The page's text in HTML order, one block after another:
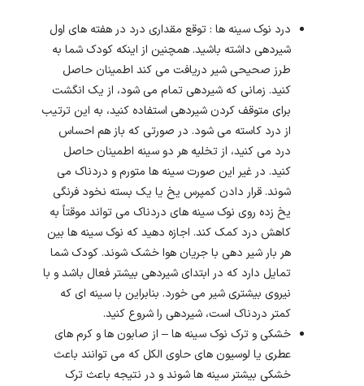
درد نوک سینه ها : توقع مقداری درد در هفته های اول
شیردهی داشته باشید. همچنین از اینکه کودک شما به
طرز صحیحی شیر دریافت می کند اطمینان حاصل
کنید. زمانی که شیردهی تمام می شود، از یک انگشت
برای متوقف کردن شیردهی استفاده کنید، به این ترتیب
از درد کاسته می شود. در صورتی که باز هم احساس
درد می کنید، از تخلیه هر دو سینه اطمینان حاصل
کنید. در غیر این صورت سینه ها متورم و دردناک می
شوند. قرار دادن کمپرس یخ یا یک بسته نخود فرنگی
یخ زده روی نوک سینه های دردناک می تواند موقتاً به
کاهش درد کمک کند. اجازه دهید که نوک سینه ها بین
هر بار شیر دهی با جریان هوا خشک شوند. کودک شما
تمایل دارد که در ابتدای شیردهی بیشتر فعال باشد و با
نیروی بیشتری شیر می خورد. بنابراین با سینه ای که
کمتر دردناک است، شیردهی را شروع کنید.
خشکی و ترک نوک سینه ها – از صابون ها و کرم های
عطری یا لوسیون های حاوی الکل که می توانند باعث
خشکی بیشتر سینه ها شوند و در نتیجه باعث ترک